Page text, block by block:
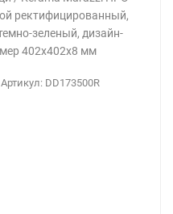
ректифицированный,
зеленый, дизайн-
402x402x8 мм
Артикул: DD173500R